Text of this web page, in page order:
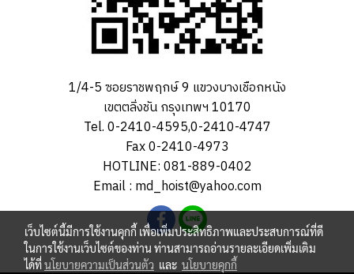
1/4-5 ซอยราชพฤกษ์ 9 แขวงบางเชือกหนัง
เขตตลิ่งชัน กรุงเทพฯ 10170
Tel. 0-2410-4595,0-2410-4747
Fax 0-2410-4973
HOTLINE: 081-889-0402
Email : md_hoist@yahoo.com
เว็บไซต์นี้มีการใช้งานคุกกี้ เพื่อเพิ่มประสิทธิภาพและประสบการณ์ที่ดี
ในการใช้งานเว็บไซต์ของท่าน ท่านสามารถอ่านรายละเอียดเพิ่มเติม
ได้ที่นโยบายความเป็นส่วนตัว และ นโยบายคุกกี้